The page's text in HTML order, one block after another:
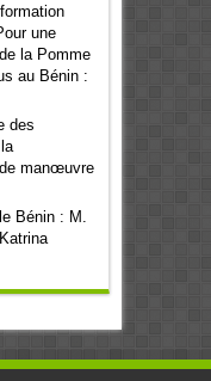
une
la Pomme
au Bénin :
des
manœuvre
Bénin : M.